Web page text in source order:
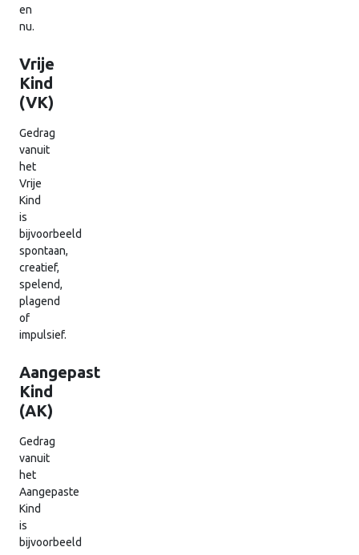
en
nu.
Vrije
Kind
(VK)
Gedrag
vanuit
het
Vrije
Kind
is
bijvoorbeeld
spontaan,
creatief,
spelend,
plagend
of
impulsief.
Aangepast
Kind
(AK)
Gedrag
vanuit
het
Aangepaste
Kind
is
bijvoorbeeld